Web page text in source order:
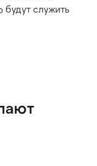
служить